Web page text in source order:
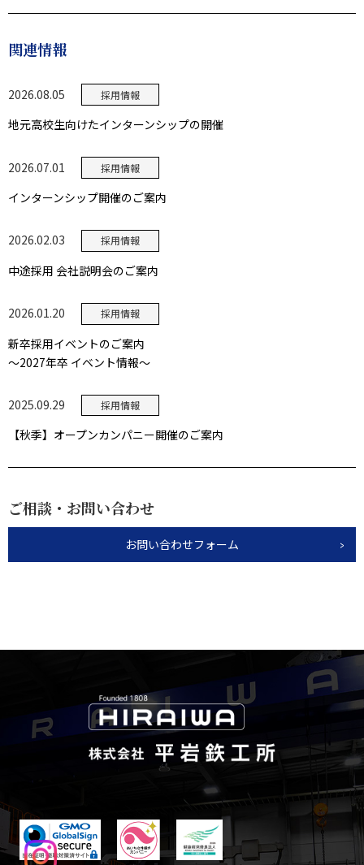
関連情報
2026.08.05 採用情報
地元高校生向けたインターンシップの開催
2026.07.01 採用情報
インターンシップ開催のご案内
2026.02.03 採用情報
中途採用 会社説明会のご案内
2026.01.20 採用情報
新卒採用イベントのご案内
～2027年卒 イベント情報～
2025.09.29 採用情報
【秋季】オープンカンパニー開催のご案内
ご相談・お問い合わせ
お問い合わせフォーム